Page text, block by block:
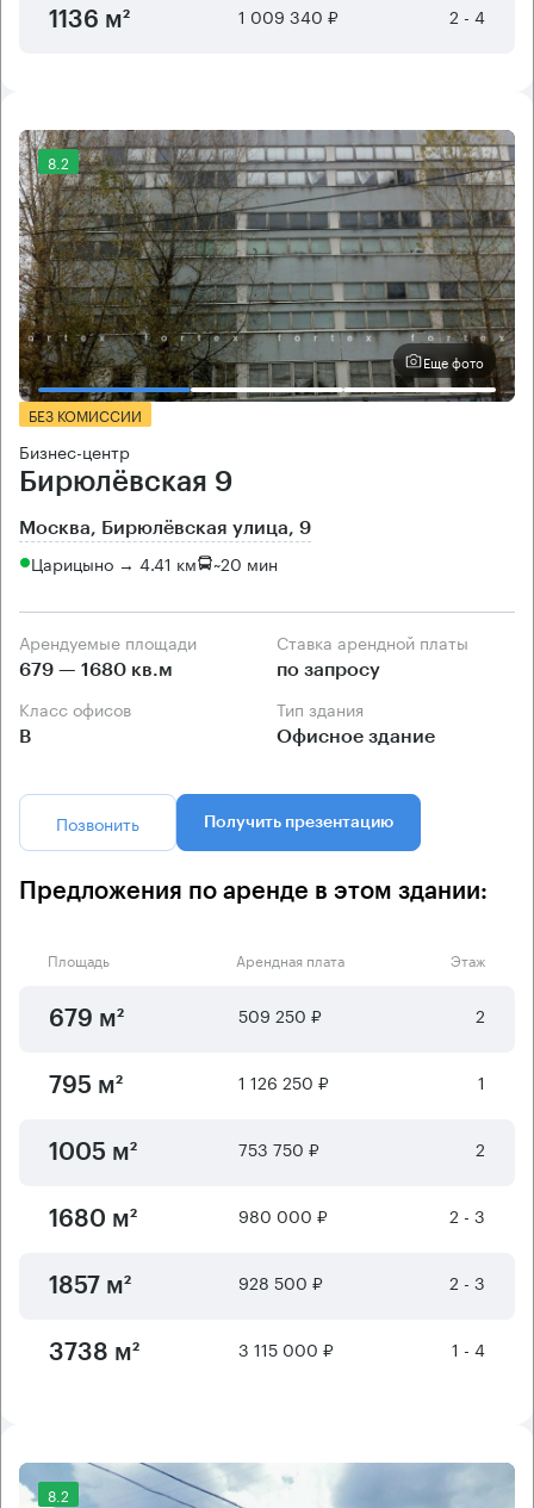
1136 м² 1 009 340 ₽ 2 - 4
8.2
Еще фото
БЕЗ КОМИССИИ
Бизнес-центр
Бирюлёвская 9
Москва, Бирюлёвская улица, 9
Царицыно → 4.41 км ~20 мин
Арендуемые площади
679 — 1680 кв.м
Ставка арендной платы
по запросу
Класс офисов
B
Тип здания
Офисное здание
Позвонить Получить презентацию
Предложения по аренде в этом здании:
Площадь Арендная плата Этаж
679 м² 509 250 ₽ 2
795 м² 1 126 250 ₽ 1
1005 м² 753 750 ₽ 2
1680 м² 980 000 ₽ 2 - 3
1857 м² 928 500 ₽ 2 - 3
3738 м² 3 115 000 ₽ 1 - 4
8.2